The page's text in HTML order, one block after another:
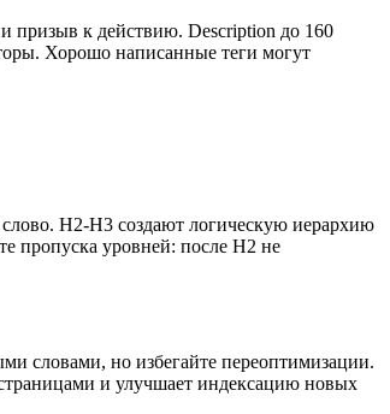
призыв к действию. Description до 160
Хорошо написанные теги могут
H2-H3 создают логическую иерархию
пропуска уровней: после H2 не
словами, но избегайте переоптимизации.
и улучшает индексацию новых